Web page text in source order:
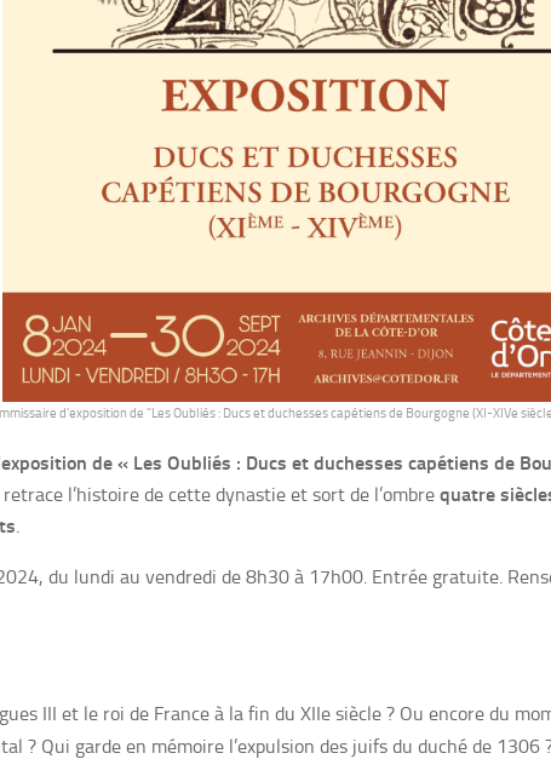
d'exposition de "Les Oubliés : Ducs et duchesses capétiens de Bourgogne (XI-XIVe
de « Les Oubliés : Ducs et duchesses capétiens de
l’histoire de cette dynastie et sort de l’ombrequatre
.
du lundi au vendredi de 8h30 à 17h00. Entrée gratuite.
III et le roi de France à la fin du XIIe siècle ? Ou encore du
? Qui garde en mémoire l’expulsion des juifs du duché de 1306